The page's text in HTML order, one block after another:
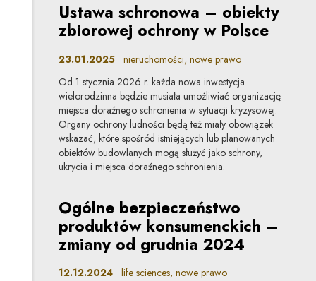
Ustawa schronowa – obiekty
zbiorowej ochrony w Polsce
23.01.2025 nieruchomości, nowe prawo
Od 1 stycznia 2026 r. każda nowa inwestycja
wielorodzinna będzie musiała umożliwiać organizację
miejsca doraźnego schronienia w sytuacji kryzysowej.
Organy ochrony ludności będą też miały obowiązek
wskazać, które spośród istniejących lub planowanych
obiektów budowlanych mogą służyć jako schrony,
ukrycia i miejsca doraźnego schronienia.
Ogólne bezpieczeństwo
produktów konsumenckich –
zmiany od grudnia 2024
12.12.2024 life sciences, nowe prawo